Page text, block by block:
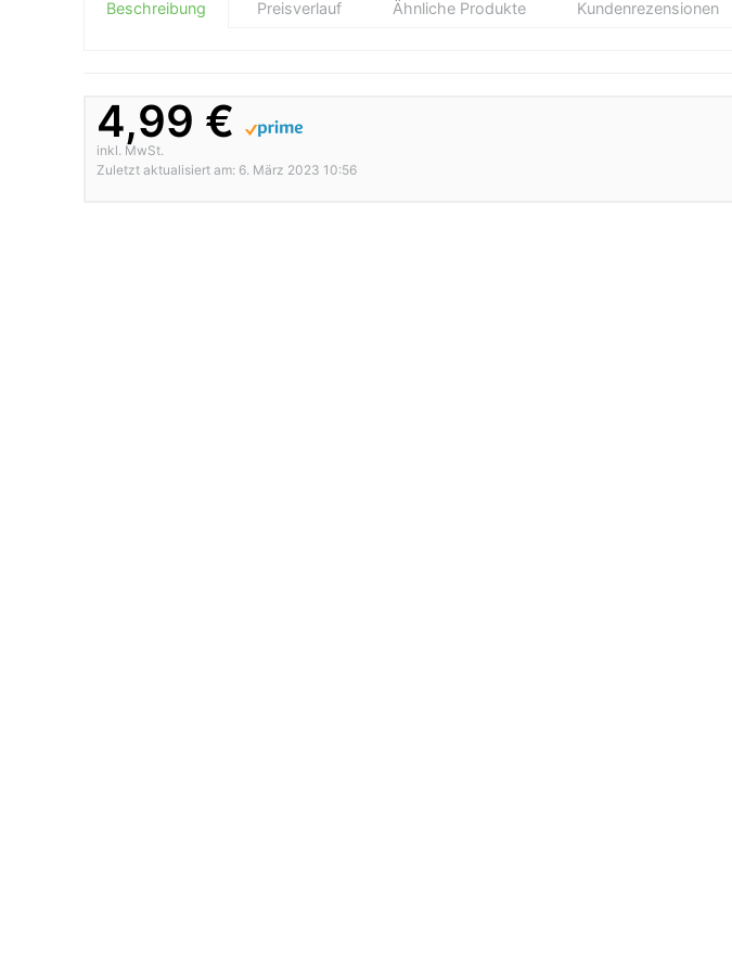
Beschreibung Preisverlauf Ähnliche Produkte Kundenrezensionen
4,99 €
inkl. MwSt.
Zuletzt aktualisiert am: 6. März 2023 10:56